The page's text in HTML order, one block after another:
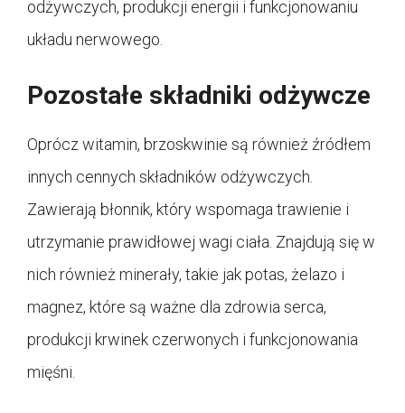
odżywczych, produkcji energii i funkcjonowaniu
układu nerwowego.
Pozostałe składniki odżywcze
Oprócz witamin, brzoskwinie są również źródłem
innych cennych składników odżywczych.
Zawierają błonnik, który wspomaga trawienie i
utrzymanie prawidłowej wagi ciała. Znajdują się w
nich również minerały, takie jak potas, żelazo i
magnez, które są ważne dla zdrowia serca,
produkcji krwinek czerwonych i funkcjonowania
mięśni.